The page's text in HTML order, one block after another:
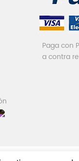
Paga con
a contra